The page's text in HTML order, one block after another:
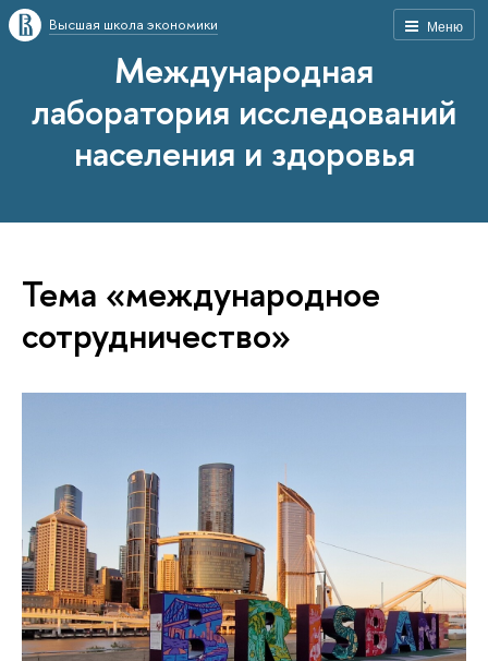
Меню
Высшая школа экономики
Международная
лаборатория исследований
населения и здоровья
Тема «международное
сотрудничество»